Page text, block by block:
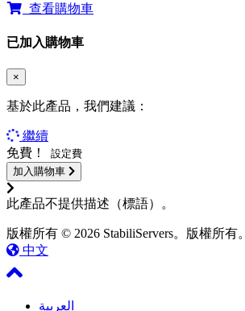
查看購物車
已加入購物車
×
基於此產品，我們建議：
繼續
免費！
設定費
加入購物車
此產品不提供描述（標語）。
版權所有 © 2026 StabiliServers。版權所有。
中文
العربية